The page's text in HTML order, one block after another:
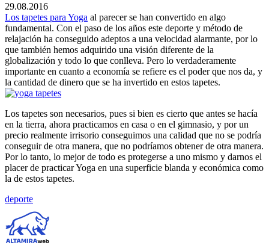
29.08.2016
Los tapetes para Yoga al parecer se han convertido en algo
fundamental. Con el paso de los años este deporte y método de
relajación ha conseguido adeptos a una velocidad alarmante, por lo
que también hemos adquirido una visión diferente de la
globalización y todo lo que conlleva. Pero lo verdaderamente
importante en cuanto a economía se refiere es el poder que nos da, y
la cantidad de dinero que se ha invertido en estos tapetes.
Los tapetes son necesarios, pues si bien es cierto que antes se hacía
en la tierra, ahora practicamos en casa o en el gimnasio, y por un
precio realmente irrisorio conseguimos una calidad que no se podría
conseguir de otra manera, que no podríamos obtener de otra manera.
Por lo tanto, lo mejor de todo es protegerse a uno mismo y darnos el
placer de practicar Yoga en una superficie blanda y económica como
la de estos tapetes.
Etiquetas:
deporte